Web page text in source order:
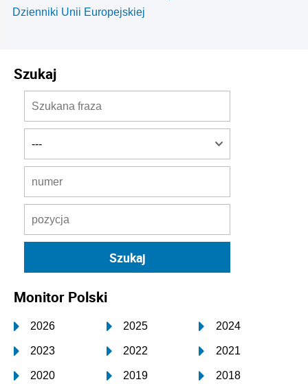
Dzienniki Unii Europejskiej
Szukaj
Monitor Polski
2026 2025 2024
2023 2022 2021
2020 2019 2018